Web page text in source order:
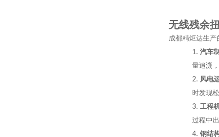
无线残余
成都精炬达生
1. 汽车
量追溯
2. 风电
时发现
3. 工程
过程中
4. 钢结